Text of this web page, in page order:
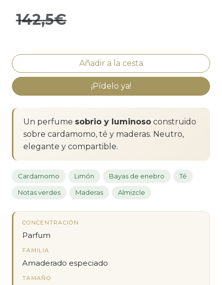
142,5€
¡Pídelo ya!
Un perfume sobrio y luminoso construido
sobre cardamomo, té y maderas. Neutro,
elegante y compartible.
Cardamomo Limón Bayas de enebro Té
Notas verdes Maderas Almizcle
CONCENTRACIÓN
Parfum
FAMILIA
Amaderado especiado
TAMAÑO